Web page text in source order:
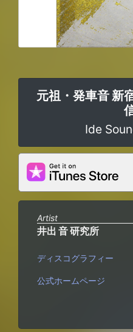
元祖・発車音 新
Ide
Artist
井出 音 研究所
ディスコグラフィー
公式ホームページ